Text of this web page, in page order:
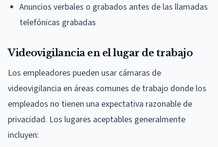
Anuncios verbales o grabados antes de las llamadas
telefónicas grabadas
Videovigilancia en el lugar de trabajo
Los empleadores pueden usar cámaras de
videovigilancia en áreas comunes de trabajo donde los
empleados no tienen una expectativa razonable de
privacidad. Los lugares aceptables generalmente
incluyen: